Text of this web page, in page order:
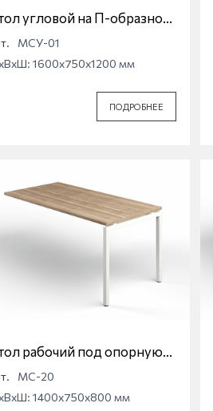
угловой на П-образной
Магна МСУ-01
МСУ-01
1600x750x1200 мм
ПОДРОБНЕЕ
рабочий под опорную
на П-образной опоре
МС-20
МС-20
1400x750x800 мм